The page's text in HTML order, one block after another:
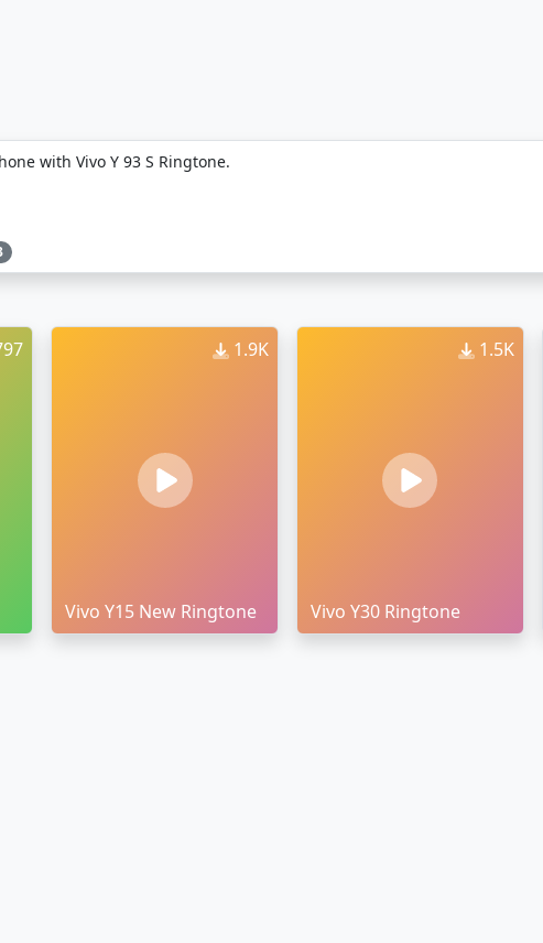
with Vivo Y 93 S Ringtone.
1.9K
Vivo Y15 New Ringtone
1.5K
Vivo Y30 Ringtone